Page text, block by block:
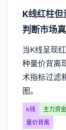
K线红柱但
判断市场真
当K线呈现
种量价背离
术指标过滤
图。
k线 主力资金
量价背离